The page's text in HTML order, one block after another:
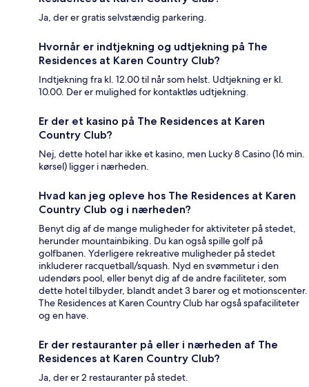
Ja, der er gratis selvstændig parkering.
Hvornår er indtjekning og udtjekning på The
Residences at Karen Country Club?
Indtjekning fra kl. 12.00 til når som helst. Udtjekning er kl.
10.00. Der er mulighed for kontaktløs udtjekning.
Er der et kasino på The Residences at Karen
Country Club?
Nej, dette hotel har ikke et kasino, men Lucky 8 Casino (16 min.
kørsel) ligger i nærheden.
Hvad kan jeg opleve hos The Residences at Karen
Country Club og i nærheden?
Benyt dig af de mange muligheder for aktiviteter på stedet,
herunder mountainbiking. Du kan også spille golf på
golfbanen. Yderligere rekreative muligheder på stedet
inkluderer racquetball/squash. Nyd en svømmetur i den
udendørs pool, eller benyt dig af de andre faciliteter, som
dette hotel tilbyder, blandt andet 3 barer og et motionscenter.
The Residences at Karen Country Club har også spafaciliteter
og en have.
Er der restauranter på eller i nærheden af The
Residences at Karen Country Club?
Ja, der er 2 restauranter på stedet.